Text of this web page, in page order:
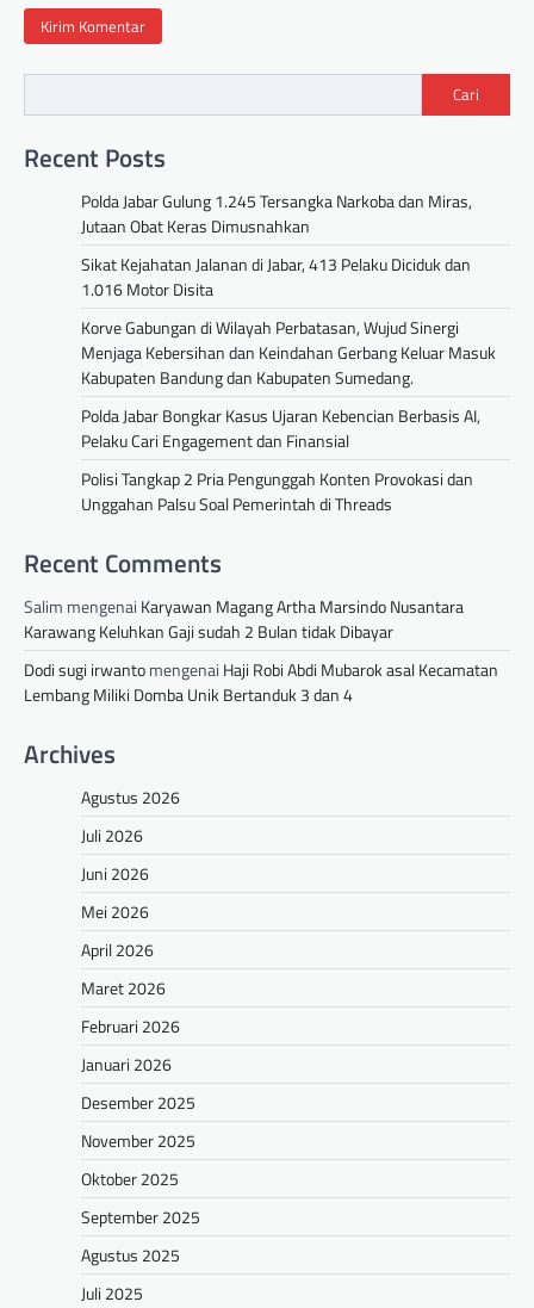
Cari
Recent Posts
Polda Jabar Gulung 1.245 Tersangka Narkoba dan Miras,
Jutaan Obat Keras Dimusnahkan
Sikat Kejahatan Jalanan di Jabar, 413 Pelaku Diciduk dan
1.016 Motor Disita
Korve Gabungan di Wilayah Perbatasan, Wujud Sinergi
Menjaga Kebersihan dan Keindahan Gerbang Keluar Masuk
Kabupaten Bandung dan Kabupaten Sumedang.
Polda Jabar Bongkar Kasus Ujaran Kebencian Berbasis AI,
Pelaku Cari Engagement dan Finansial
Polisi Tangkap 2 Pria Pengunggah Konten Provokasi dan
Unggahan Palsu Soal Pemerintah di Threads
Recent Comments
Salim mengenai Karyawan Magang Artha Marsindo Nusantara
Karawang Keluhkan Gaji sudah 2 Bulan tidak Dibayar
Dodi sugi irwantomengenai Haji Robi Abdi Mubarok asal Kecamatan
Lembang Miliki Domba Unik Bertanduk 3 dan 4
Archives
Agustus 2026
Juli 2026
Juni 2026
Mei 2026
April 2026
Maret 2026
Februari 2026
Januari 2026
Desember 2025
November 2025
Oktober 2025
September 2025
Agustus 2025
Juli 2025